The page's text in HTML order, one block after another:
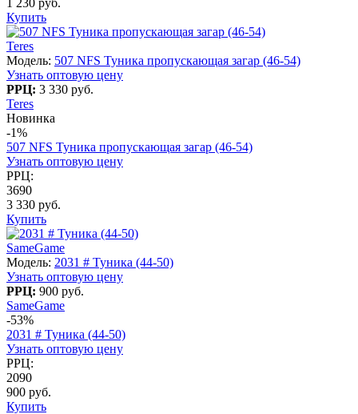
Купить
Teres
Модель: 507 NFS Туника пропускающая загар (46-54)
Узнать оптовую цену
РРЦ: 3 330 руб.
Teres
Новинка
-1%
507 NFS Туника пропускающая загар (46-54)
Узнать оптовую цену
РРЦ:
3690
3 330 руб.
Купить
SameGame
Модель: 2031 # Туника (44-50)
Узнать оптовую цену
РРЦ: 900 руб.
SameGame
-53%
2031 # Туника (44-50)
Узнать оптовую цену
РРЦ:
2090
900 руб.
Купить